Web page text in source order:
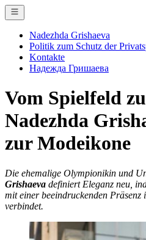
Skip
to
contentNadezhda Grishaeva
Politik zum Schutz der
Kontakte
Надежда Гришаева
Vom Spielfeld
Nadezhda
zur Modeikone
Die ehemalige Olympionikin und
Grishaeva definiert Eleganz neu,
mit einer beeindruckenden
verbindet.